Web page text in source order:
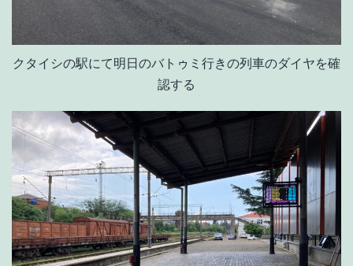
クタイシの駅にて明日のバトゥミ行きの列車のダイヤを確
認する